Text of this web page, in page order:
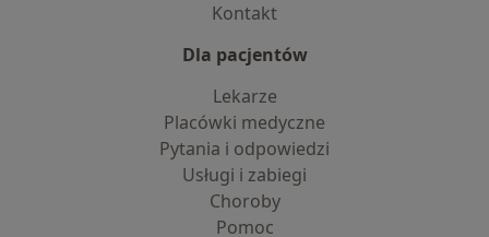
Kontakt
Dla pacjentów
Lekarze
Placówki medyczne
Pytania i odpowiedzi
Usługi i zabiegi
Choroby
Pomoc